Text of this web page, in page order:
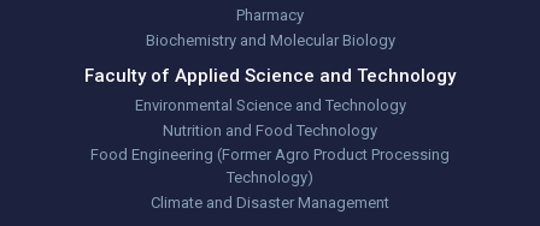
Pharmacy
Biochemistry and Molecular Biology
Faculty of Applied Science and Technology
Environmental Science and Technology
Nutrition and Food Technology
Food Engineering (Former Agro Product Processing
Technology)
Climate and Disaster Management